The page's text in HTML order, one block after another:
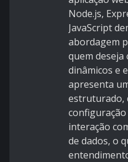
Node.js,
JavaScript
abordagem
quem
dinâmicos e
apresenta
estruturado,
interação
de dados, o